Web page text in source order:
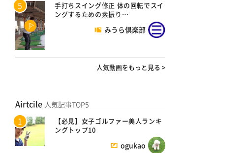
手打ちスイング修正 体の回転でスイ
ングするための素振り…
みうら倶楽部
人気動画をもっと見る >
Airtcile 人気記事TOP5
【必見】女子ゴルファー美人ランキ
ングトップ10
ogukao